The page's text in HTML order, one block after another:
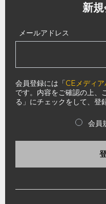
新
メールアドレス
会員登録には「CEメディ
です。内容をご確認の上、
る」にチェックをして、登
会員